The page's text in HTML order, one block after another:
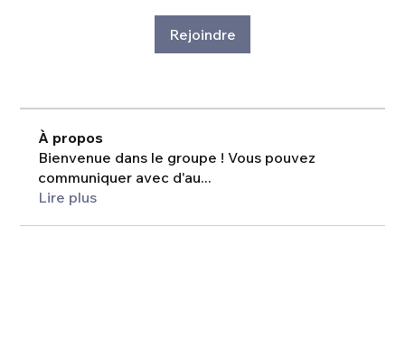
Rejoindre
À propos
Bienvenue dans le groupe ! Vous pouvez
communiquer avec d'au...
Lire plus